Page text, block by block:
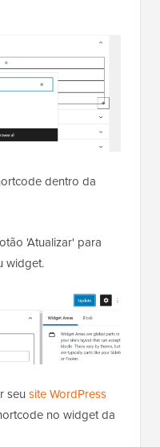
dentro da
'Atualizar' para
widget.
seu site WordPress
no widget da